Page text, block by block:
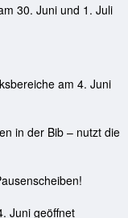
30. Juni und 1. Juli
am 4. Juni
in der Bib – nutzt die
Juni geöffnet